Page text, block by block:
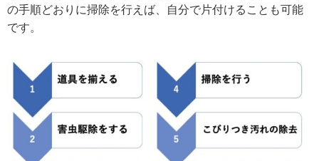
の手順どおりに掃除を行えば、自分で片付けることも可能
です。